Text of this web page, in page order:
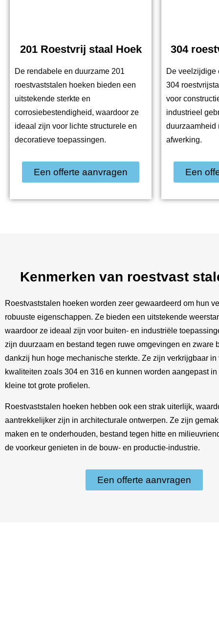
201 Roestvrij staal Hoek
De rendabele en duurzame 201
roestvaststalen hoeken bieden een
uitstekende sterkte en
corrosiebestendigheid, waardoor ze
ideaal zijn voor lichte structurele en
decoratieve toepassingen.
Een offerte aanvragen
304
De veelzijdige
304
voor
industrieel
duurzaamheid
afwerking.
Een
Kenmerken van roestvast
Roestvaststalen hoeken worden zeer gewaardeerd om hun
robuuste eigenschappen. Ze bieden een uitstekende
waardoor ze ideaal zijn voor buiten- en industriële
zijn duurzaam en bestand tegen ruwe omgevingen en zware
dankzij hun hoge mechanische sterkte. Ze zijn verkrijgbaar
kwaliteiten zoals 304 en 316 en kunnen worden aangepast
kleine tot grote profielen.
Roestvaststalen hoeken hebben ook een strak uiterlijk,
aantrekkelijker zijn in architecturale ontwerpen. Ze zijn
maken en te onderhouden, bestand tegen hitte en
de voorkeur genieten in de bouw- en productie-industrie.
Een offerte aanvragen